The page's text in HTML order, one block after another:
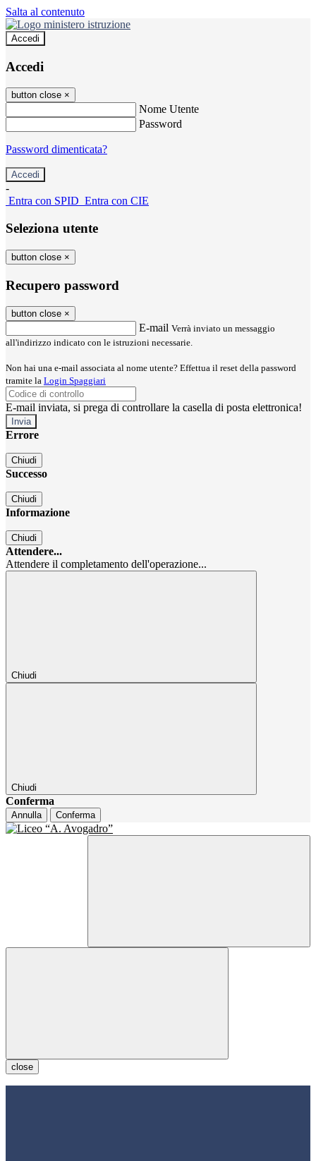
Salta al contenuto
Accedi
Accedi
button close ×
Nome Utente
Password
Password dimenticata?
-
Entra con SPID Entra con CIE
Seleziona utente
button close ×
Recupero password
button close ×
E-mail Verrà inviato un messaggio
all'indirizzo indicato con le istruzioni necessarie.
Non hai una e-mail associata al nome utente? Effettua il reset della password
tramite la Login Spaggiari
E-mail inviata, si prega di controllare la casella di posta elettronica!
Errore
Chiudi
Successo
Chiudi
Informazione
Chiudi
Attendere...
Attendere il completamento dell'operazione...
Chiudi
Chiudi
Conferma
Annulla Conferma
close